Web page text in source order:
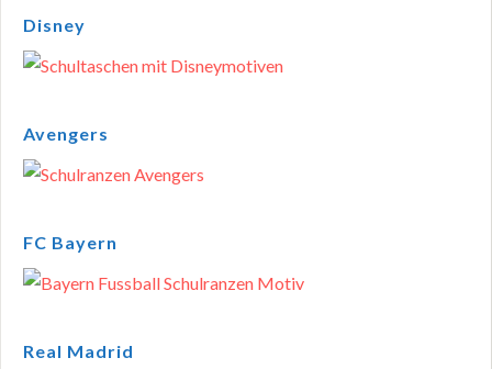
Disney
Avengers
FC Bayern
Real Madrid